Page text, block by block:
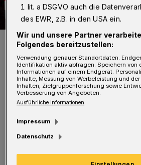
Symbolbild.
Foto: Bundespolizei
D
Mann befinde, der Reisende
1 lit. a DSGVO auch die
des EWR, z.B. in den USA ein.
Wir und unsere Partner
Folgendes bereitzustellen:
Verwendung genauer Standortdaten.
Identifikation aktiv abfragen. Speichern von
Informationen auf einem Endgerät.
Inhalte, Messung von Werbeleistung und
Inhalten, Zielgruppenforschung sowie
Verbesserung von Angeboten.
Ausführliche Informationen
Impressum
Datenschutz